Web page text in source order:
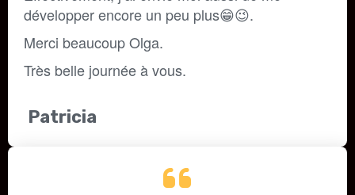
développer encore un peu plus😁😉.
Merci beaucoup Olga.
Très belle journée à vous.
Patricia